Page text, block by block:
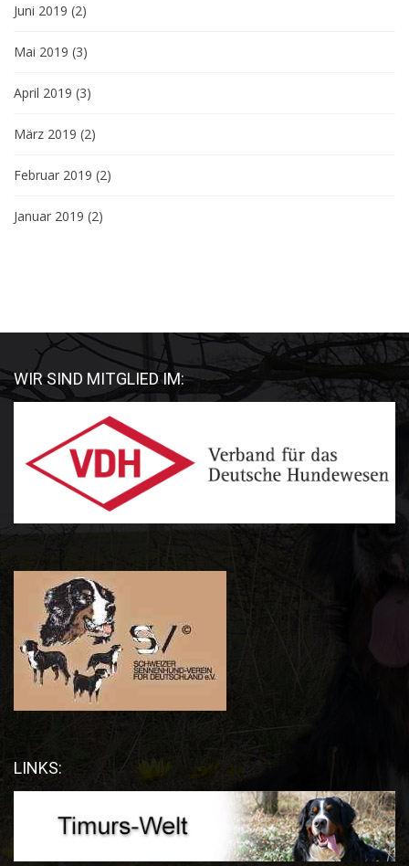
Juni 2019 (2)
Mai 2019 (3)
April 2019 (3)
März 2019 (2)
Februar 2019 (2)
Januar 2019 (2)
WIR SIND MITGLIED IM:
LINKS: